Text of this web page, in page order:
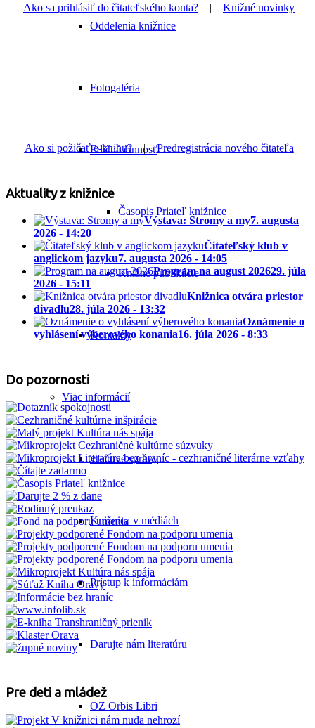
Oddelenia knižnice
Fotogaléria
Edičná činnosť
Časopis Priateľ knižnice
Knižné publikácie
Kontakty
Viac informácií
Tlačové správy
Knižnica v médiách
Prístup k informáciám
Darujte nám literatúru
OZ Orbis Libri
Ako sa prihlásiť do čitateľského konta? | Knižné novinky
Ako si požičať e-knihu?|Predregistrácia nového čitateľa
Aktuality z knižnice
Výstava: Stromy a my7. augusta
2026 - 14:20
Čitateľský klub v
anglickom jazyku7. augusta 2026 - 14:05
Program na august 202629. júla
2026 - 15:11
Knižnica otvára priestor
divadlu28. júla 2026 - 13:32
Oznámenie o
vyhlásení výberového konania16. júla 2026 - 8:33
Do pozornosti
Pre deti a mládež